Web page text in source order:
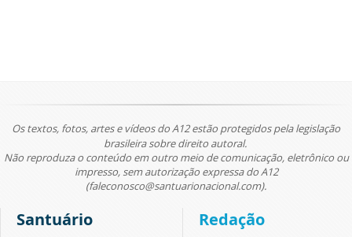
Os textos, fotos, artes e vídeos do A12 estão protegidos pela legislação
brasileira sobre direito autoral.
Não reproduza o conteúdo em outro meio de comunicação, eletrônico ou
impresso, sem autorização expressa do A12
(faleconosco@santuarionacional.com).
Santuário Redação